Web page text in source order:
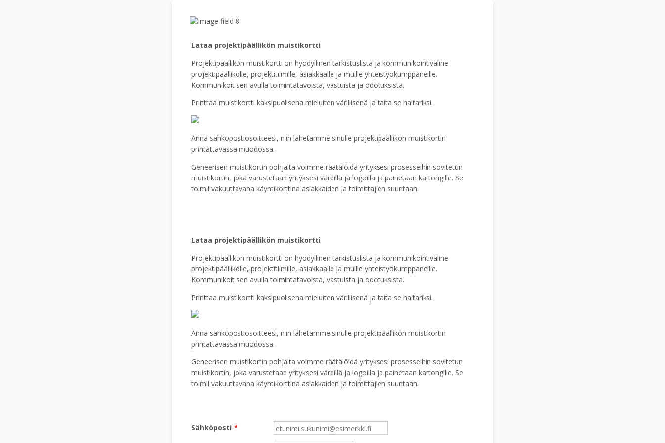
Lataa projektipäällikön muistikortti
Projektipäällikön muistikortti on hyödyllinen tarkistuslista ja kommunikointiväline
projektipäällikölle, projektitiimille, asiakkaalle ja muille yhteistyökumppaneille.
Kommunikoit sen avulla toimintatavoista, vastuista ja odotuksista.
Printtaa muistikortti kaksipuolisena mieluiten värillisenä ja taita se haitariksi.
Anna sähköpostiosoitteesi, niin lähetämme sinulle projektipäällikön muistikortin
printattavassa muodossa.
Geneerisen muistikortin pohjalta voimme räätälöidä yrityksesi prosesseihin sovitetun
muistikortin, joka varustetaan yrityksesi väreillä ja logoilla ja painetaan kartongille. Se
toimii vakuuttavana käyntikorttina asiakkaiden ja toimittajien suuntaan.
Lataa projektipäällikön muistikortti
Projektipäällikön muistikortti on hyödyllinen tarkistuslista ja kommunikointiväline
projektipäällikölle, projektitiimille, asiakkaalle ja muille yhteistyökumppaneille.
Kommunikoit sen avulla toimintatavoista, vastuista ja odotuksista.
Printtaa muistikortti kaksipuolisena mieluiten värillisenä ja taita se haitariksi.
Anna sähköpostiosoitteesi, niin lähetämme sinulle projektipäällikön muistikortin
printattavassa muodossa.
Geneerisen muistikortin pohjalta voimme räätälöidä yrityksesi prosesseihin sovitetun
muistikortin, joka varustetaan yrityksesi väreillä ja logoilla ja painetaan kartongille. Se
toimii vakuuttavana käyntikorttina asiakkaiden ja toimittajien suuntaan.
Sähköposti *